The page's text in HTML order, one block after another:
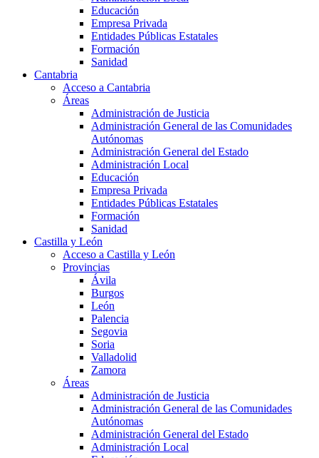
Educación
Empresa Privada
Entidades Públicas Estatales
Formación
Sanidad
Cantabria
Acceso a Cantabria
Áreas
Administración de Justicia
Administración General de las Comunidades
Autónomas
Administración General del Estado
Administración Local
Educación
Empresa Privada
Entidades Públicas Estatales
Formación
Sanidad
Castilla y León
Acceso a Castilla y León
Provincias
Ávila
Burgos
León
Palencia
Segovia
Soria
Valladolid
Zamora
Áreas
Administración de Justicia
Administración General de las Comunidades
Autónomas
Administración General del Estado
Administración Local